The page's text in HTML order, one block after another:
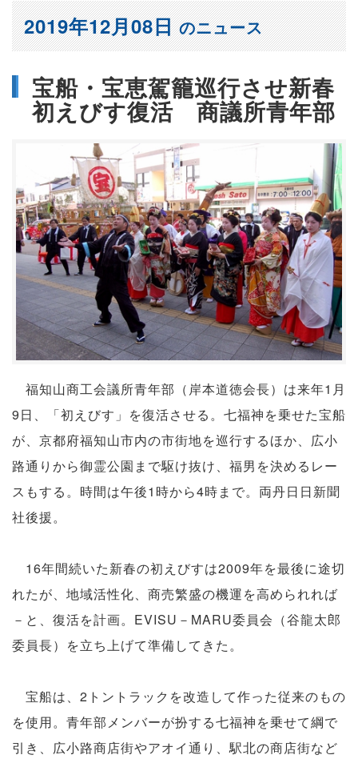
宝船・宝恵駕籠巡行させ新春
初えびす復活 商議所青年部
2019年12月08日のニュース
福知山商工会議所青年部（岸本道徳会長）は来年1月
9日、「初えびす」を復活させる。七福神を乗せた宝船
が、京都府福知山市内の市街地を巡行するほか、広小
路通りから御霊公園まで駆け抜け、福男を決めるレー
スもする。時間は午後1時から4時まで。両丹日日新聞
社後援。
16年間続いた新春の初えびすは2009年を最後に途切
れたが、地域活性化、商売繁盛の機運を高められれば
－と、復活を計画。EVISU－MARU委員会（谷龍太郎
委員長）を立ち上げて準備してきた。
宝船は、2トントラックを改造して作った従来のもの
を使用。青年部メンバーが扮する七福神を乗せて綱で
引き、広小路商店街やアオイ通り、駅北の商店街など